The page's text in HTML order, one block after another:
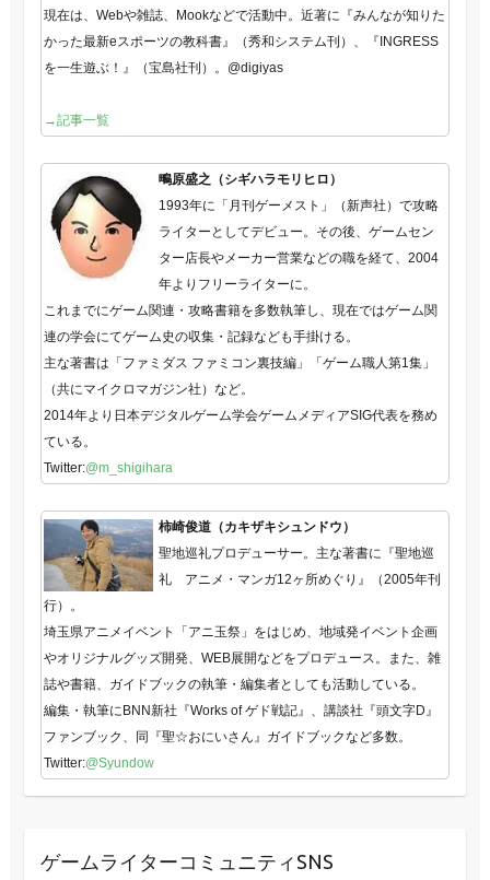
現在は、Webや雑誌、Mookなどで活動中。近著に『みんなが知りた
かった最新eスポーツの教科書』（秀和システム刊）、『INGRESS
を一生遊ぶ！』（宝島社刊）。@digiyas
→記事一覧
鴫原盛之（シギハラモリヒロ）
1993年に「月刊ゲーメスト」（新声社）で攻略
ライターとしてデビュー。その後、ゲームセン
ター店長やメーカー営業などの職を経て、2004
年よりフリーライターに。
これまでにゲーム関連・攻略書籍を多数執筆し、現在ではゲーム関
連の学会にてゲーム史の収集・記録なども手掛ける。
主な著書は「ファミダス ファミコン裏技編」「ゲーム職人第1集」
（共にマイクロマガジン社）など。
2014年より日本デジタルゲーム学会ゲームメディアSIG代表を務め
ている。
Twitter:@m_shigihara
柿崎俊道（カキザキシュンドウ）
聖地巡礼プロデューサー。主な著書に『聖地巡
礼 アニメ・マンガ12ヶ所めぐり』（2005年刊
行）。
埼玉県アニメイベント「アニ玉祭」をはじめ、地域発イベント企画
やオリジナルグッズ開発、WEB展開などをプロデュース。また、雑
誌や書籍、ガイドブックの執筆・編集者としても活動している。
編集・執筆にBNN新社『Works of ゲド戦記』、講談社『頭文字D』
ファンブック、同『聖☆おにいさん』ガイドブックなど多数。
Twitter:@Syundow
ゲームライターコミュニティSNS